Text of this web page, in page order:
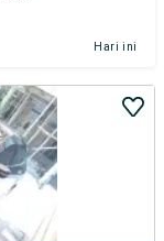
Hari ini